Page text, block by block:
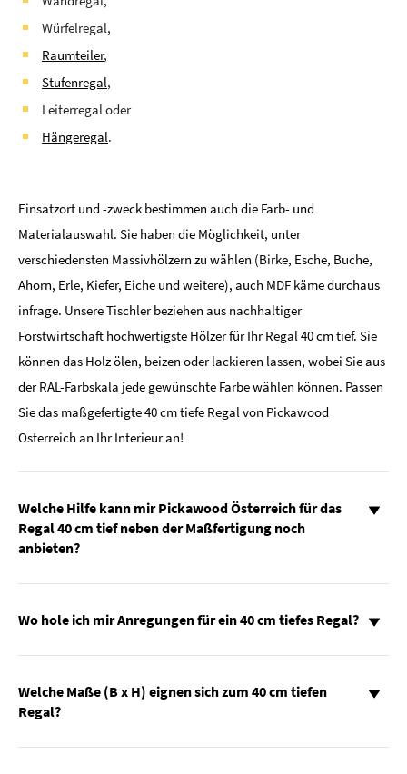
Würfelregal,
Raumteiler,
Stufenregal,
Leiterregal oder
Hängeregal.
Einsatzort und -zweck bestimmen auch die Farb- und
Materialauswahl. Sie haben die Möglichkeit, unter
verschiedensten Massivhölzern zu wählen (Birke, Esche, Buche,
Ahorn, Erle, Kiefer, Eiche und weitere), auch MDF käme durchaus
infrage. Unsere Tischler beziehen aus nachhaltiger
Forstwirtschaft hochwertigste Hölzer für Ihr Regal 40 cm tief. Sie
können das Holz ölen, beizen oder lackieren lassen, wobei Sie aus
der RAL-Farbskala jede gewünschte Farbe wählen können. Passen
Sie das maßgefertigte 40 cm tiefe Regal von Pickawood
Österreich an Ihr Interieur an!
Welche Hilfe kann mir Pickawood Österreich für das
Regal 40 cm tief neben der Maßfertigung noch
anbieten?
Wo hole ich mir Anregungen für ein 40 cm tiefes Regal?
Welche Maße (B x H) eignen sich zum 40 cm tiefen
Regal?